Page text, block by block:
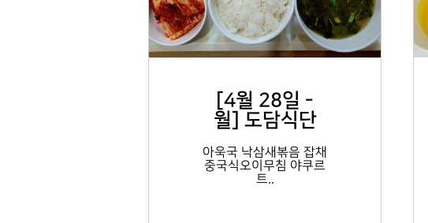
[4월 28일 -
월] 도담식단
아욱국 낙삼새볶음 잡채
중국식오이무침 야쿠르
트..